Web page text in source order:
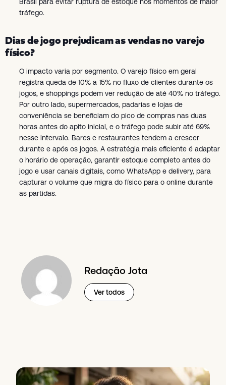
tráfego.
Dias de jogo prejudicam as vendas no varejo
físico?
O impacto varia por segmento. O varejo físico em geral
registra queda de 10% a 15% no fluxo de clientes durante os
jogos, e shoppings podem ver redução de até 40% no tráfego.
Por outro lado, supermercados, padarias e lojas de
conveniência se beneficiam do pico de compras nas duas
horas antes do apito inicial, e o tráfego pode subir até 69%
nesse intervalo. Bares e restaurantes tendem a crescer
durante e após os jogos. A estratégia mais eficiente é adaptar
o horário de operação, garantir estoque completo antes do
jogo e usar canais digitais, como WhatsApp e delivery, para
capturar o volume que migra do físico para o online durante
as partidas.
Redação Jota
Ver todos